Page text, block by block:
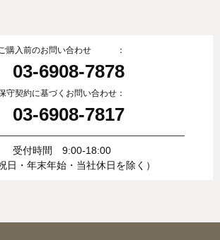
購入前のお問い合わせ ：
03-6908-7878
守契約に基づくお問い合わせ：
03-6908-7817
受付時間 9:00-18:00
日・年末年始・当社休日を除く）